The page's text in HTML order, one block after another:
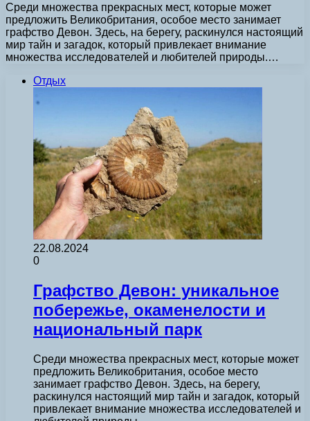
Среди множества прекрасных мест, которые может
предложить Великобритания, особое место занимает
графство Девон. Здесь, на берегу, раскинулся настоящий
мир тайн и загадок, который привлекает внимание
множества исследователей и любителей природы.…
Отдых
22.08.2024
0
Графство Девон: уникальное
побережье, окаменелости и
национальный парк
Среди множества прекрасных мест, которые может
предложить Великобритания, особое место
занимает графство Девон. Здесь, на берегу,
раскинулся настоящий мир тайн и загадок, который
привлекает внимание множества исследователей и